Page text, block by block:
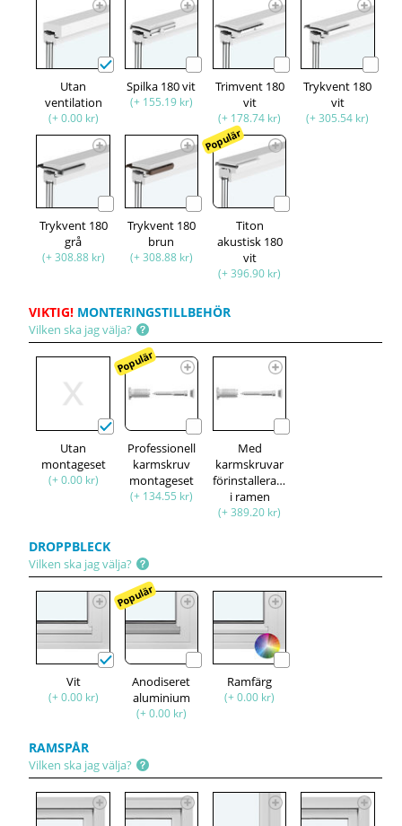
Utan
ventilation
(+ 0.00 kr)
Spilka 180 vit
(+ 155.19 kr)
Trimvent 180
vit
(+ 178.74 kr)
Trykvent 180
vit
(+ 305.54 kr)
Trykvent 180
grå
(+ 308.88 kr)
Trykvent 180
brun
(+ 308.88 kr)
Populär
Titon
akustisk 180
vit
(+ 396.90 kr)
VIKTIG! MONTERINGSTILLBEHÖR
Vilken ska jag välja?
Utan
montageset
(+ 0.00 kr)
Populär
Professionell
karmskruv
montageset
(+ 134.55 kr)
Med
karmskruvar
förinstallerade
i ramen
(+ 389.20 kr)
DROPPBLECK
Vilken ska jag välja?
Vit
(+ 0.00 kr)
Populär
Anodiseret
aluminium
(+ 0.00 kr)
Ramfärg
(+ 0.00 kr)
RAMSPÅR
Vilken ska jag välja?